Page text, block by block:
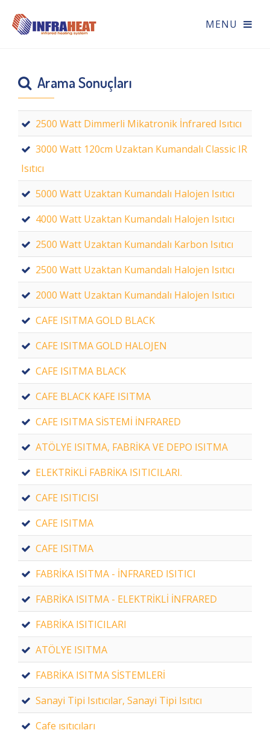
Arama Sonuçları
2500 Watt Dimmerli Mikatronik İnfrared Isıtıcı
3000 Watt 120cm Uzaktan Kumandalı Classic IR
Isıtıcı
5000 Watt Uzaktan Kumandalı Halojen Isıtıcı
4000 Watt Uzaktan Kumandalı Halojen Isıtıcı
2500 Watt Uzaktan Kumandalı Karbon Isıtıcı
2500 Watt Uzaktan Kumandalı Halojen Isıtıcı
2000 Watt Uzaktan Kumandalı Halojen Isıtıcı
CAFE ISITMA GOLD BLACK
CAFE ISITMA GOLD HALOJEN
CAFE ISITMA BLACK
CAFE BLACK KAFE ISITMA
CAFE ISITMA SİSTEMİ İNFRARED
ATÖLYE ISITMA, FABRİKA VE DEPO ISITMA
ELEKTRİKLİ FABRİKA ISITICILARI.
CAFE ISITICISI
CAFE ISITMA
CAFE ISITMA
FABRİKA ISITMA - İNFRARED ISITICI
FABRİKA ISITMA - ELEKTRİKLİ İNFRARED
FABRİKA ISITICILARI
ATÖLYE ISITMA
FABRİKA ISITMA SİSTEMLERİ
Sanayi Tipi Isıtıcılar, Sanayi Tipi Isıtıcı
Cafe ısıtıcıları